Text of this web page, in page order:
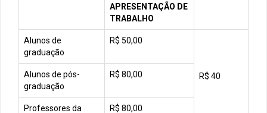
APRESENTAÇÃO DE
TRABALHO
Alunos de
graduação
R$ 50,00
R$ 40
Alunos de pós-
graduação
R$ 80,00
Professores da
R$ 80,00